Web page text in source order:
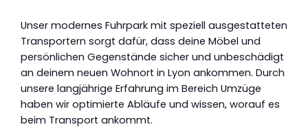
Unser modernes Fuhrpark mit speziell ausgestatteten
Transportern sorgt dafür, dass deine Möbel und
persönlichen Gegenstände sicher und unbeschädigt
an deinem neuen Wohnort in Lyon ankommen. Durch
unsere langjährige Erfahrung im Bereich Umzüge
haben wir optimierte Abläufe und wissen, worauf es
beim Transport ankommt.